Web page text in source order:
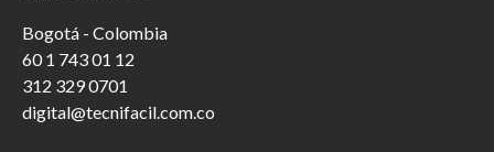
Bogotá - Colombia
60 1 743 01 12
312 329 0701
digital@tecnifacil.com.co